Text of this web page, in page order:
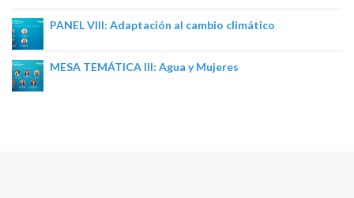
PANEL VIII: Adaptación al cambio climático
MESA TEMÁTICA III: Agua y Mujeres